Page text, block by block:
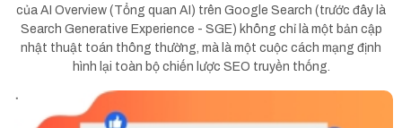
của AI Overview (Tổng quan AI) trên Google Search (trước đây là
Search Generative Experience - SGE) không chỉ là một bản cập
nhật thuật toán thông thường, mà là một cuộc cách mạng định
hình lại toàn bộ chiến lược SEO truyền thống.